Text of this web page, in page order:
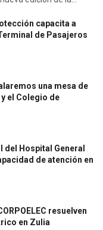
capacita a
de Pasajeros
una mesa de
el Colegio de
del Hospital General
de atención en
resuelven
en Zulia